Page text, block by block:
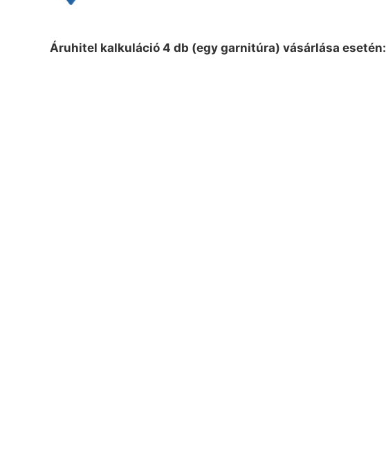
Áruhitel kalkuláció 4 db (egy garnitúra) vásárlása esetén: